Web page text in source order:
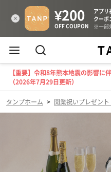
【重要】令和8年熊本地震の影響に
（2026年7月29日更新）
タンプホーム > 開業祝いプレゼント